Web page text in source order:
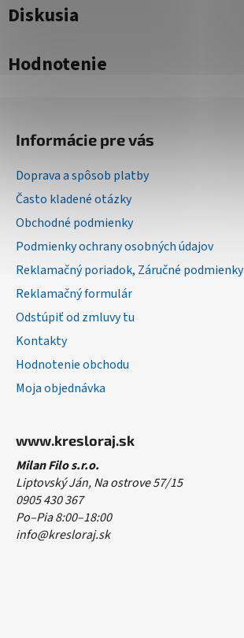
Diskusia
Hodnotenie
Informácie pre vás
Doprava a spôsob platby
Často kladené otázky
Obchodné podmienky
Podmienky ochrany osobných údajov
Reklamačný poriadok, Záručné podmienky
Reklamačný formulár
Odstúpiť od zmluvy tu
Kontakty
Hodnotenie obchodu
Moja objednávka
www.kresloraj.sk
Milan Filo s.r.o.
Liptovský Ján, Na ostrove 57/15
0905 430 367
Po–Pia 8:00–18:00
info@kresloraj.sk